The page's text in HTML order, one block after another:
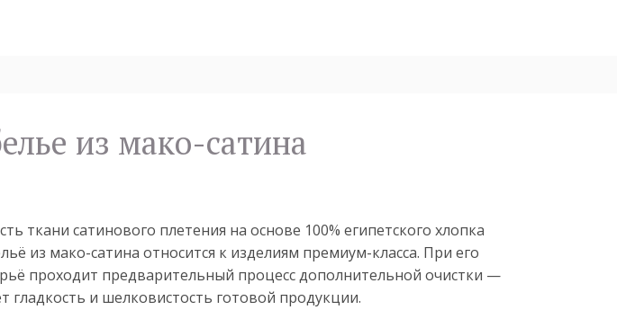
из мако-сатина
ткани сатинового плетения на основе 100% египетского хлопка
из мако-сатина относится к изделиям премиум-класса. При его
проходит предварительный процесс дополнительной очистки —
гладкость и шелковистость готовой продукции.